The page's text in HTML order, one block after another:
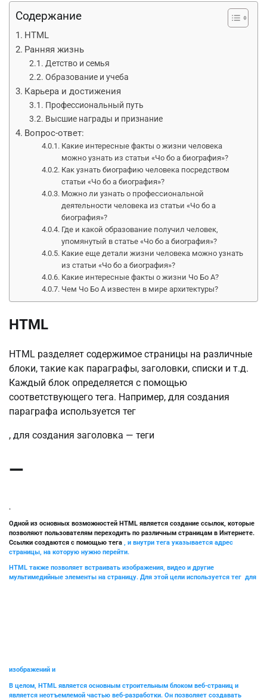
Содержание
HTML
Ранняя жизнь
Детство и семья
Образование и учеба
Карьера и достижения
Профессиональный путь
Высшие награды и признание
Вопрос-ответ:
Какие интересные факты о жизни человека
можно узнать из статьи «Чо бо а биография»?
Как узнать биографию человека посредством
статьи «Чо бо а биография»?
Можно ли узнать о профессиональной
деятельности человека из статьи «Чо бо а
биография»?
Где и какой образование получил человек,
упомянутый в статье «Чо бо а биография»?
Какие еще детали жизни человека можно узнать
из статьи «Чо бо а биография»?
Какие интересные факты о жизни Чо Бо А?
Чем Чо Бо А известен в мире архитектуры?
HTML
HTML разделяет содержимое страницы на различные
блоки, такие как параграфы, заголовки, списки и т.д.
Каждый блок определяется с помощью
соответствующего тега. Например, для создания
параграфа используется тег
, для создания заголовка — теги
—
.
Одной из основных возможностей HTML является создание ссылок, которые
позволяют пользователям переходить по различным страницам в Интернете.
Ссылки создаются с помощью тега , и внутри тега указывается адрес
страницы, на которую нужно перейти.
HTML также позволяет встраивать изображения, видео и другие
мультимедийные элементы на страницу. Для этой цели используется тег для
изображений и
В целом, HTML является основным строительным блоком веб-страниц и
является неотъемлемой частью веб-разработки. Он позволяет создавать